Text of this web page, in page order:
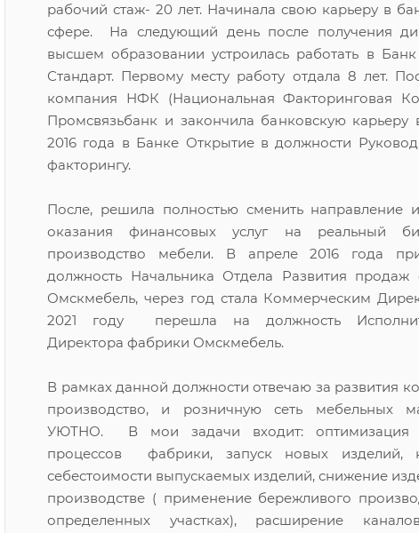
рабочий стаж- 20 лет. Начинала свою карьеру в
сфере. На следующий день после получения
высшем образовании устроилась работать в Банк
Стандарт. Первому месту работу отдала 8 лет.
компания НФК (Национальная Факторинговая
Промсвязьбанк и закончила банковскую карьеру
2016 года в Банке Открытие в должности
факторингу.
После, решила полностью сменить направление
оказания финансовых услуг на реальный
производство мебели. В апреле 2016 года
должность Начальника Отдела Развития продаж
Омскмебель, через год стала Коммерческим
2021 году перешла на должность
Директора фабрики Омскмебель.
В рамках данной должности отвечаю за развития
производство, и розничную сеть мебельных
УЮТНО. В мои задачи входит: оптимизация
процессов фабрики, запуск новых изделий,
себестоимости выпускаемых изделий, снижение
производстве ( применение бережливого
определенных участках), расширение